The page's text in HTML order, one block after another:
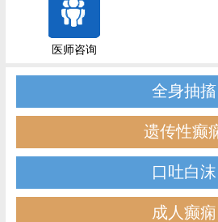
医师咨询
全身抽搐
遗传性癫
口吐白沫
成人癫痫